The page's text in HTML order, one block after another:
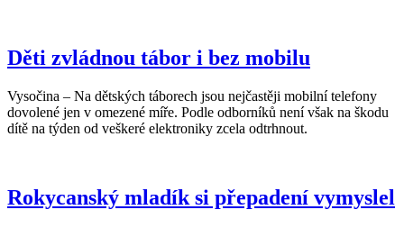
Děti zvládnou tábor i bez mobilu
Vysočina – Na dětských táborech jsou nejčastěji mobilní telefony
dovolené jen v omezené míře. Podle odborníků není však na škodu
dítě na týden od veškeré elektroniky zcela odtrhnout.
Rokycanský mladík si přepadení vymyslel